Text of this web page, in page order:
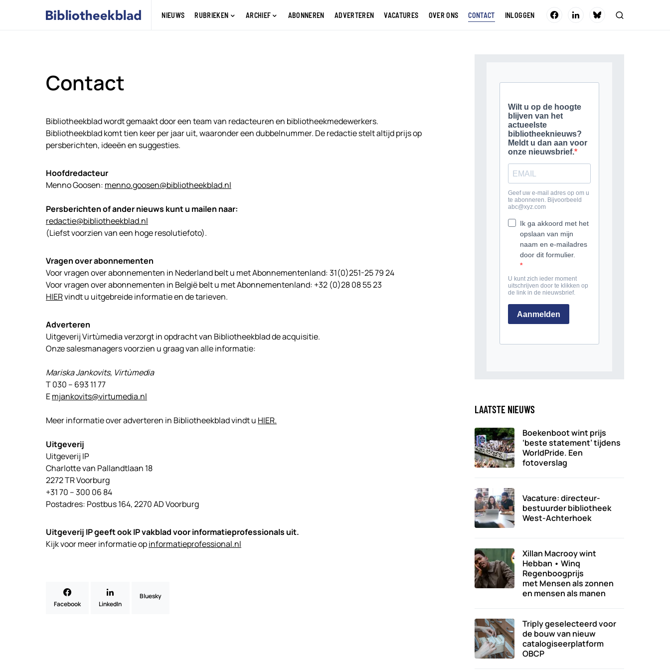
NIEUWS RUBRIEKEN ARCHIEF ABONNEREN ADVERTEREN VACATURES OVER ONS CONTACT INLOGGEN
Contact
Bibliotheekblad wordt gemaakt door een team van redacteuren en bibliotheekmedewerkers.
Bibliotheekblad komt tien keer per jaar uit, waaronder een dubbelnummer. De redactie stelt altijd prijs op
persberichten, ideeën en suggesties.
Hoofdredacteur
Menno Goosen: menno.goosen@bibliotheekblad.nl
Persberichten of ander nieuws kunt u mailen naar:
redactie@bibliotheekblad.nl
(Liefst voorzien van een hoge resolutiefoto).
Vragen over abonnementen
Voor vragen over abonnementen in Nederland belt u met Abonnementenland: 31(0)251-25 79 24
Voor vragen over abonnementen in België belt u met Abonnementenland: +32 (0)28 08 55 23
HIERvindt u uitgebreide informatie en de tarieven.
Adverteren
Uitgeverij Virtùmedia verzorgt in opdracht van Bibliotheekblad de acquisitie.
Onze salesmanagers voorzien u graag van alle informatie:
Mariska Jankovits, Virtùmedia
T 030 – 693 11 77
Emjankovits@virtumedia.nl
Meer informatie over adverteren in Bibliotheekblad vindt u HIER.
Uitgeverij
Uitgeverij IP
Charlotte van Pallandtlaan 18
2272 TR Voorburg
+31 70 – 300 06 84
Postadres: Postbus 164, 2270 AD Voorburg
Uitgeverij IP geeft ook IP vakblad voor informatieprofessionals uit.
Kijk voor meer informatie opinformatieprofessional.nl
Facebook LinkedIn
Bluesky
LAATSTE NIEUWS
Boekenboot wint prijs
‘beste statement’ tijdens
WorldPride. Een
fotoverslag
Vacature: directeur-
bestuurder bibliotheek
West-Achterhoek
Xillan Macrooy wint
Hebban • Winq
Regenboogprijs
met Mensen als zonnen
en mensen als manen
Triply geselecteerd voor
de bouw van nieuw
catalogiseerplatform
OBCP